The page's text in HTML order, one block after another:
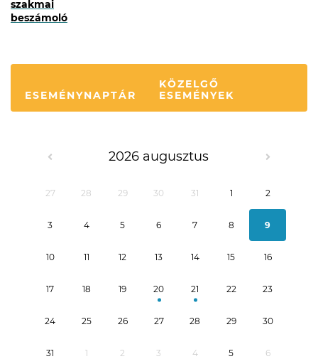
szakmai
beszámoló
ESEMÉNYNAPTÁR
KÖZELGŐ
ESEMÉNYEK
2026 augusztus
27 28 29 30 31 1 2
3 4 5 6 7 8 9
10 11 12 13 14 15 16
17 18 19 20 21 22 23
24 25 26 27 28 29 30
31 1 2 3 4 5 6